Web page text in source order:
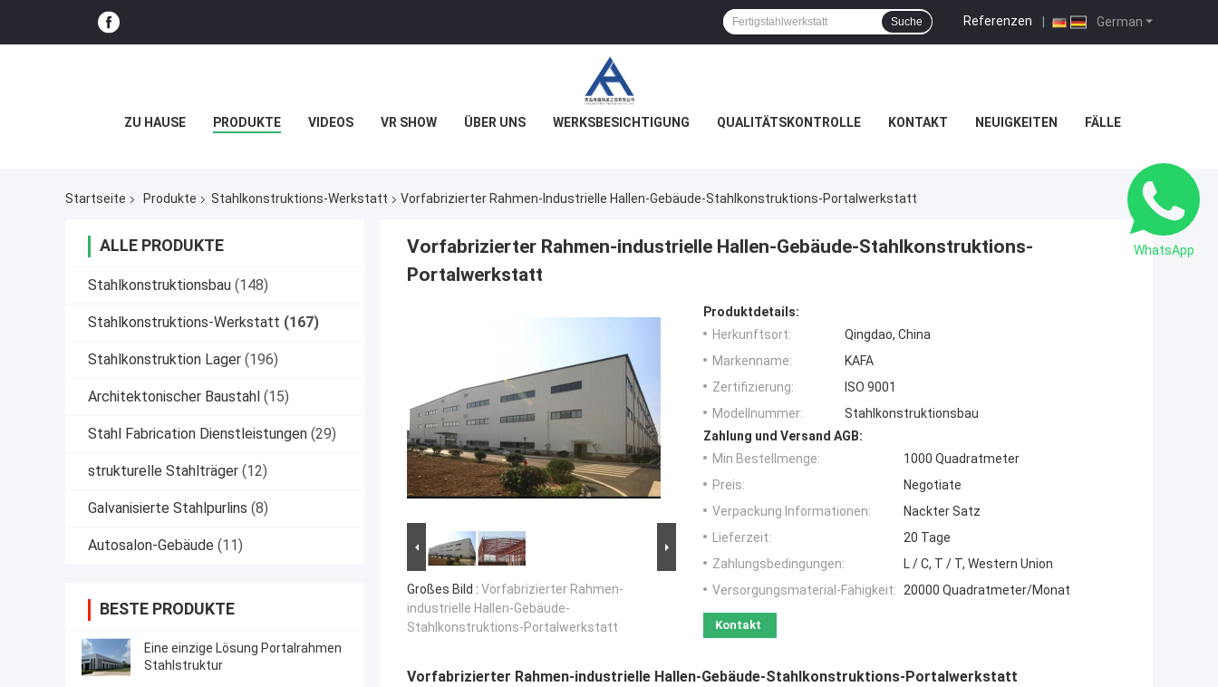
German
Referenzen |
Suche
ZU HAUSE PRODUKTE VIDEOS VR SHOW ÜBER UNS WERKSBESICHTIGUNG QUALITÄTSKONTROLLE KONTAKT NEUIGKEITEN FÄLLE
Startseite Produkte Stahlkonstruktions-Werkstatt Vorfabrizierter Rahmen-Industrielle Hallen-Gebäude-Stahlkonstruktions-Portalwerkstatt
ALLE PRODUKTE
Stahlkonstruktionsbau (148)
Stahlkonstruktions-Werkstatt (167)
Stahlkonstruktion Lager (196)
Architektonischer Baustahl (15)
Stahl Fabrication Dienstleistungen (29)
strukturelle Stahlträger (12)
Galvanisierte Stahlpurlins (8)
Autosalon-Gebäude (11)
BESTE PRODUKTE
Eine einzige Lösung Portalrahmen
Stahlstruktur
Vorfabrizierter Rahmen-industrielle Hallen-Gebäude-Stahlkonstruktions-
Portalwerkstatt
Großes Bild : Vorfabrizierter Rahmen-
industrielle Hallen-Gebäude-
Stahlkonstruktions-Portalwerkstatt
Produktdetails:
Herkunftsort:
Qingdao, China
Markenname:
KAFA
Zertifizierung:
ISO 9001
Modellnummer:
Stahlkonstruktionsbau
Zahlung und Versand AGB:
Min Bestellmenge:
1000 Quadratmeter
Preis:
Negotiate
Verpackung Informationen:
Nackter Satz
Lieferzeit:
20 Tage
Zahlungsbedingungen:
L / C, T / T, Western Union
Versorgungsmaterial-Fähigkeit: 20000 Quadratmeter/Monat
Kontakt
Vorfabrizierter Rahmen-industrielle Hallen-Gebäude-Stahlkonstruktions-Portalwerkstatt
WhatsApp